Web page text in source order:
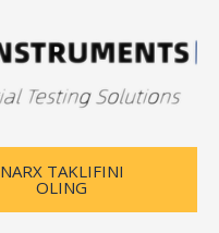
NARX TAKLIFINI
OLING